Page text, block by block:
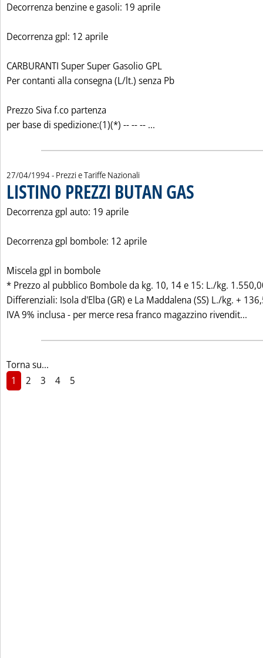
Decorrenza benzine e gasoli: 19 aprile
Decorrenza gpl: 12 aprile
CARBURANTI Super Super Gasolio GPL
Per contanti alla consegna (L/lt.) senza Pb
Prezzo Siva f.co partenza
per base di spedizione:(1)(*) -- -- -- ...
27/04/1994- Prezzi e Tariffe Nazionali
LISTINO PREZZI BUTAN GAS
Decorrenza gpl auto: 19 aprile
Decorrenza gpl bombole: 12 aprile
Miscela gpl in bombole
* Prezzo al pubblico Bombole da kg. 10, 14 e 15: L./kg.
Differenziali: Isola d'Elba (GR) e La Maddalena (SS) L./kg. +
IVA 9% inclusa - per merce resa franco magazzino rivendit...
Torna su...
1
2 3 4 5